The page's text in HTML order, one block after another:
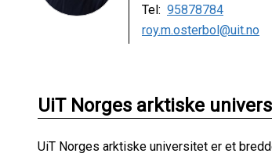
Tel: 95878784
roy.m.osterbol@uit.no
UiT Norges arktiske
UiT Norges arktiske universitet er et